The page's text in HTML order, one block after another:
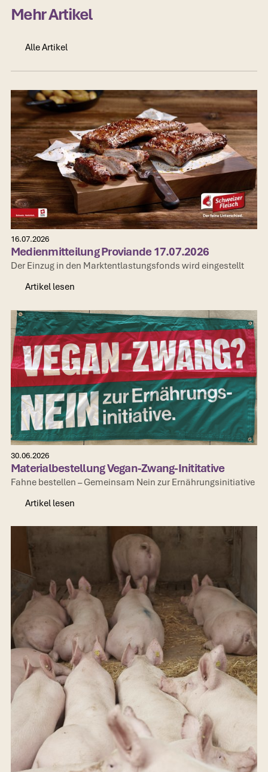
Mehr Artikel
Alle Artikel
16.07.2026
Medienmitteilung Proviande 17.07.2026
Der Einzug in den Marktentlastungsfonds wird eingestellt
Artikel lesen
30.06.2026
Materialbestellung Vegan-Zwang-Inititative
Fahne bestellen – Gemeinsam Nein zur Ernährungsinitiative
Artikel lesen